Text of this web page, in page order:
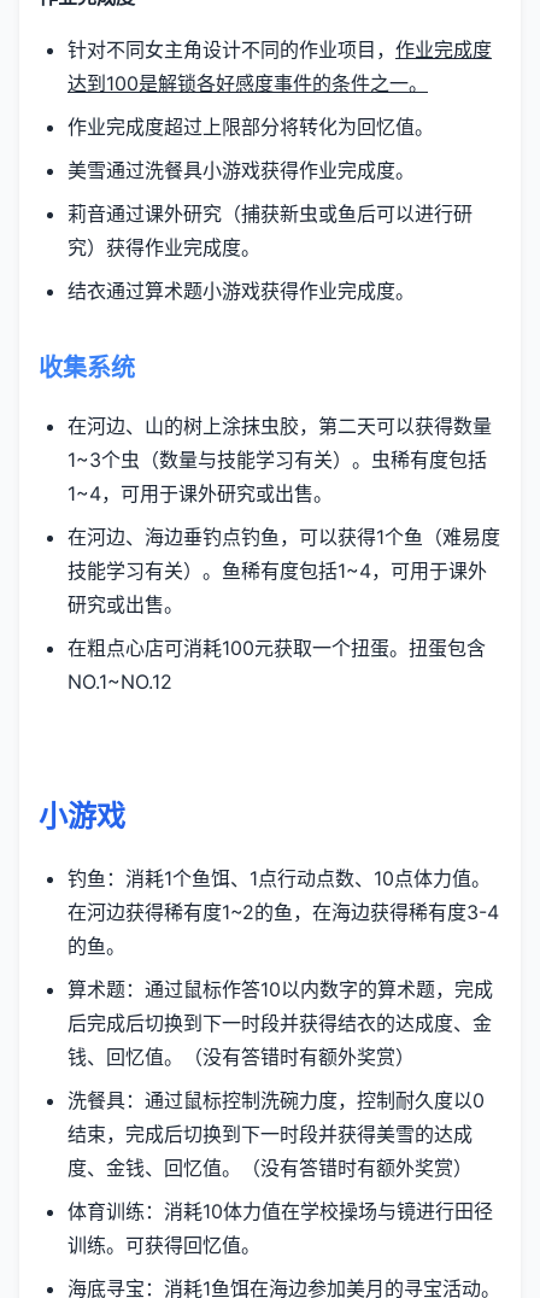
针对不同女主角设计不同的作业项目， 作业完成度
达到100是解锁各好感度事件的条件之一。
作业完成度超过上限部分将转化为回忆值。
美雪通过洗餐具小游戏获得作业完成度。
莉音通过课外研究（捕获新虫或鱼后可以进行研
究）获得作业完成度。
结衣通过算术题小游戏获得作业完成度。
收集系统
在河边、山的树上涂抹虫胶，第二天可以获得数量
1~3个虫（数量与技能学习有关）。虫稀有度包括
1~4，可用于课外研究或出售。
在河边、海边垂钓点钓鱼，可以获得1个鱼（难易度
技能学习有关）。鱼稀有度包括1~4，可用于课外
研究或出售。
在粗点心店可消耗100元获取一个扭蛋。扭蛋包含
NO.1~NO.12
小游戏
钓鱼：消耗1个鱼饵、1点行动点数、10点体力值。
在河边获得稀有度1~2的鱼，在海边获得稀有度3-4
的鱼。
算术题：通过鼠标作答10以内数字的算术题，完成
后完成后切换到下一时段并获得结衣的达成度、金
钱、回忆值。（没有答错时有额外奖赏）
洗餐具：通过鼠标控制洗碗力度，控制耐久度以0
结束，完成后切换到下一时段并获得美雪的达成
度、金钱、回忆值。（没有答错时有额外奖赏）
体育训练：消耗10体力值在学校操场与镜进行田径
训练。可获得回忆值。
海底寻宝：消耗1鱼饵在海边参加美月的寻宝活动。